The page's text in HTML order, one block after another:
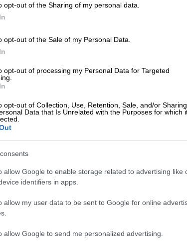
opt-out of the Sharing of my personal data.
opt-out of the Sale of my Personal Data.
opt-out of processing my Personal Data for Targeted
opt-out of Collection, Use, Retention, Sale, and/or Sharing
Data that Is Unrelated with the Purposes for which
allow Google to enable storage related to advertising like
identifiers in apps.
allow my user data to be sent to Google for online
allow Google to send me personalized advertising.
Τηλεόραση| 06.01.2026 23:00
επίσημο τρέιλερ του «The RIP» -
Το αστυνομικό θρίλερ αναμένεται
Lifestyle |15.12.2025 13:55
Μπεν Άφλεκ, Τζένιφερ Λόπεζ